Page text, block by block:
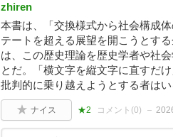
zhiren
本書は、「交換様式から社会構成
テートを超える展望を開こうとす
は、この歴史理論を歴史学者や社
とだ。「横文字を縦文字に直すだ
批判的に乗り越えようとする者はい
ナイス ★2 コメント(0)